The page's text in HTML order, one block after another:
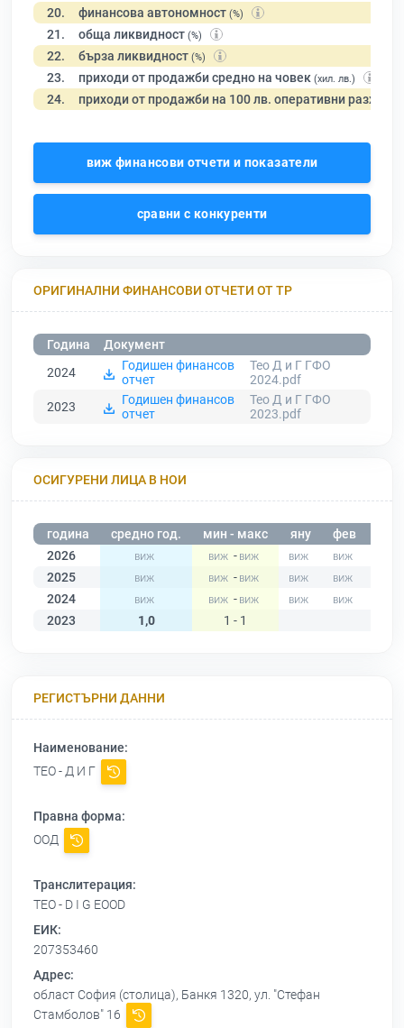
20. финансова автономност (%)
21. обща ликвидност (%)
22. бърза ликвидност (%)
23. приходи от продажби средно на човек (хил. лв.)
24. приходи от продажби на 100 лв. оперативни разходи
виж финансови отчети и показатели
сравни с конкуренти
ОРИГИНАЛНИ ФИНАНСОВИ ОТЧЕТИ ОТ ТР
Година
Документ
2024
Годишен финансов
отчет
Тео Д и Г ГФО
2024.pdf
2023
Годишен финансов
отчет
Тео Д и Г ГФО
2023.pdf
ОСИГУРЕНИ ЛИЦА В НОИ
година средно год. мин - макс яну фев
2026
-
2025
-
2024
-
2023
1,0 1 - 1
РЕГИСТЪРНИ ДАННИ
Наименование:
ТЕО - Д И Г
Правна форма:
ООД
Транслитерация:
TEO - D I G EOOD
ЕИК:
207353460
Адрес:
област София (столица), Банкя 1320, ул. "Стефан
Стамболов" 16